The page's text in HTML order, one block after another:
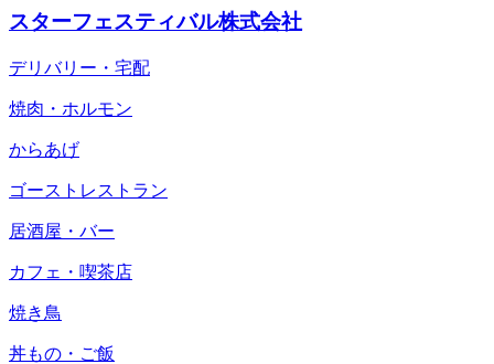
スターフェスティバル株式会社
デリバリー・宅配
焼肉・ホルモン
からあげ
ゴーストレストラン
居酒屋・バー
カフェ・喫茶店
焼き鳥
丼もの・ご飯